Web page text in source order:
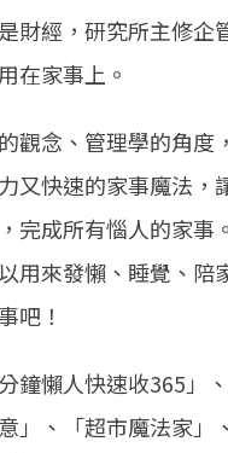
財經，研究所主修企
在家事上。
觀念、管理學的角度
又快速的家事魔法，
完成所有惱人的家事
用來發懶、睡覺、
吧！
鐘懶人快速收365」
」、「超市魔法家」